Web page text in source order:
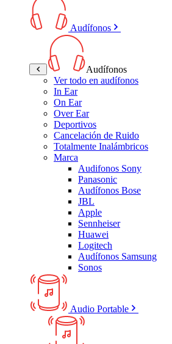
Audífonos
Audífonos
Ver todo en audífonos
In Ear
On Ear
Over Ear
Deportivos
Cancelación de Ruido
Totalmente Inalámbricos
Marca
Audifonos Sony
Panasonic
Audífonos Bose
JBL
Apple
Sennheiser
Huawei
Logitech
Audífonos Samsung
Sonos
Audio Portable